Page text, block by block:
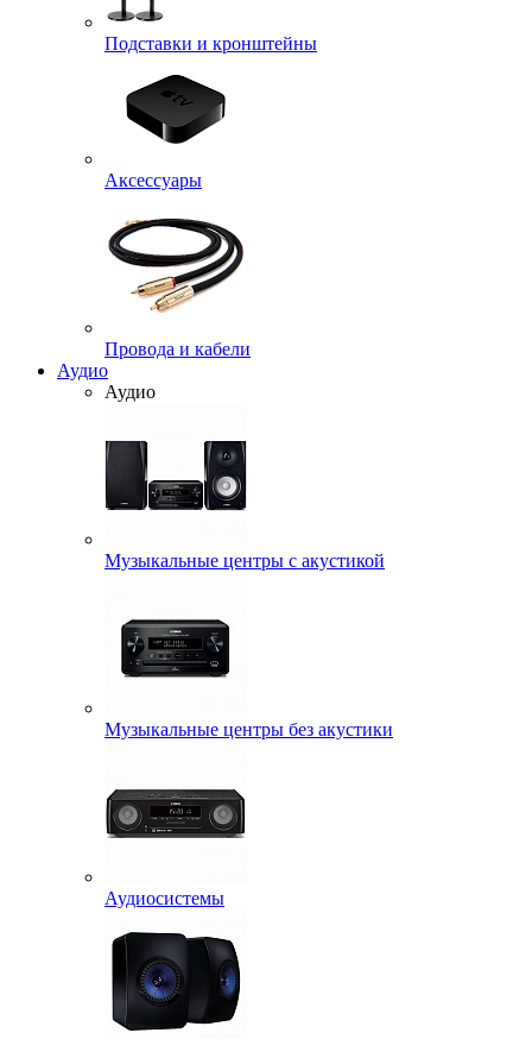
Подставки и кронштейны
Аксессуары
Провода и кабели
Аудио
Аудио
Музыкальные центры с акустикой
Музыкальные центры без акустики
Аудиосистемы